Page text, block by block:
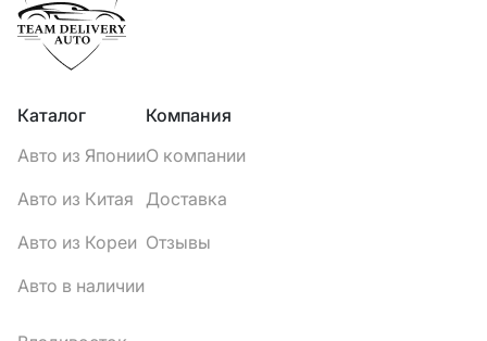
Каталог
Авто из Японии
Авто из Китая
Авто из Кореи
Авто в наличии
Компания
О компании
Доставка
Отзывы